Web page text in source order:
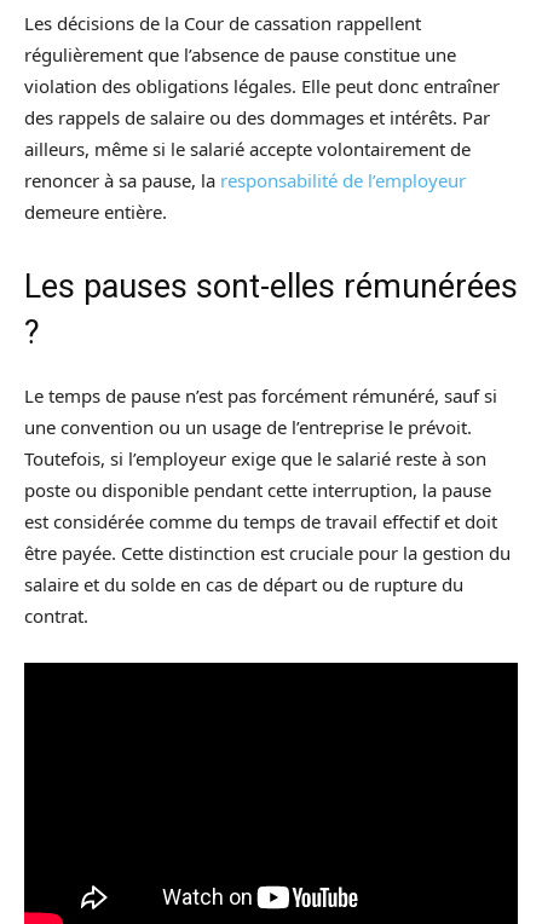
Les décisions de la Cour de cassation rappellent
régulièrement que l’absence de pause constitue une
violation des obligations légales. Elle peut donc entraîner
des rappels de salaire ou des dommages et intérêts. Par
ailleurs, même si le salarié accepte volontairement de
renoncer à sa pause, la responsabilité de l’employeur
demeure entière.
Les pauses sont-elles rémunérées
?
Le temps de pause n’est pas forcément rémunéré, sauf si
une convention ou un usage de l’entreprise le prévoit.
Toutefois, si l’employeur exige que le salarié reste à son
poste ou disponible pendant cette interruption, la pause
est considérée comme du temps de travail effectif et doit
être payée. Cette distinction est cruciale pour la gestion du
salaire et du solde en cas de départ ou de rupture du
contrat.